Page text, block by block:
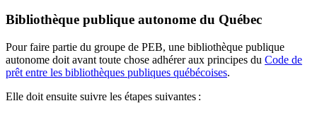
Bibliothèque publique autonome du Québec
Pour faire partie du groupe de PEB, une bibliothèque publique
autonome doit avant toute chose adhérer aux principes du Code de
prêt entre les bibliothèques publiques québécoises.
Elle doit ensuite suivre les étapes suivantes :